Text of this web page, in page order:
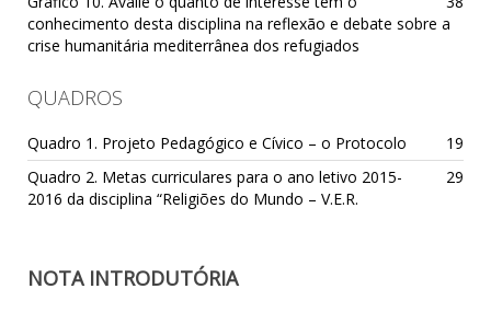
conhecimento desta disciplina na reflexão e debate sobre a
crise humanitária mediterrânea dos refugiados
QUADROS
19
Quadro 1. Projeto Pedagógico e Cívico – o Protocolo
29
Quadro 2. Metas curriculares para o ano letivo 2015-
2016 da disciplina “Religiões do Mundo – V.E.R.
NOTA INTRODUTÓRIA